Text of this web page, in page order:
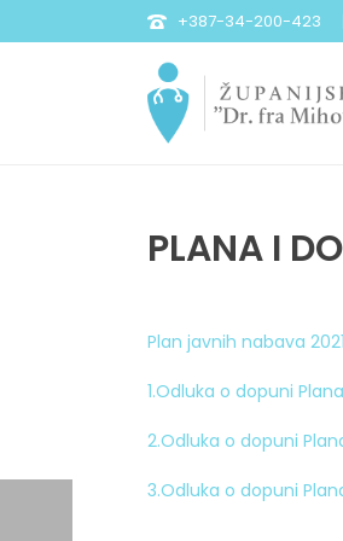
+387-34-200-423
PLANA I
Plan javnih nabava
1.Odluka o dopuni
2.Odluka o dopuni
3.Odluka o dopuni